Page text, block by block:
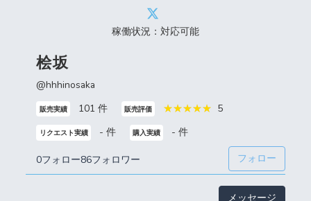
稼働状況：対応可能
桧坂
@hhhinosaka
販売実績 101 件 販売評価 5
リクエスト実績 - 件 購入実績 - 件
0フォロー86フォロワー フォロー
メッセージ